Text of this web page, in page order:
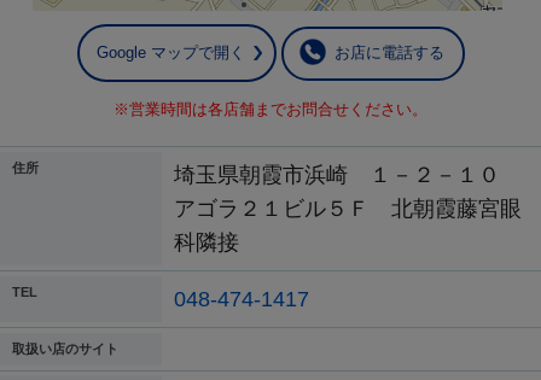
Google マップで開く お店に電話する
※営業時間は各店舗までお問合せください。
住所
埼玉県朝霞市浜崎 １－２－１０
アゴラ２１ビル５Ｆ 北朝霞藤宮眼
科隣接
TEL 048-474-1417
取扱い店のサイト